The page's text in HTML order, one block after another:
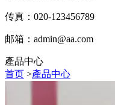
传真：020-123456789
邮箱： admin@aa.com
產品中心
首页 >產品中心